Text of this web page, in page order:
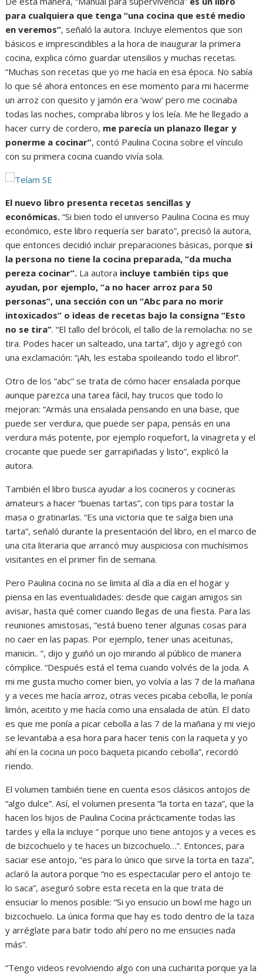
para cualquiera que tenga “una cocina que esté medio
en veremos”, señaló la autora. Incluye elementos que son
básicos e imprescindibles a la hora de inaugurar la primera
cocina, explica cómo guardar utensilios y muchas recetas.
“Muchas son recetas que yo me hacía en esa época. No sabía
lo que sé ahora entonces en ese momento para mi hacerme
un arroz con quesito y jamón era ‘wow’ pero me cocinaba
todas las noches, compraba libros y los leía. Me he llegado a
hacer curry de cordero, me parecía un planazo llegar y
ponerme a cocinar”, contó Paulina Cocina sobre el vínculo
con su primera cocina cuando vivía sola.
El nuevo libro presenta recetas sencillas y
económicas. “Si bien todo el universo Paulina Cocina es muy
económico, este libro requería ser barato”, precisó la autora,
que entonces decidió incluir preparaciones básicas, porque si
la persona no tiene la cocina preparada, “da mucha
pereza cocinar”. La autora incluye también tips que
ayudan, por ejemplo, “a no hacer arroz para 50
personas”, una sección con un “Abc para no morir
intoxicados” o ideas de recetas bajo la consigna “Esto
no se tira”. “El tallo del brócoli, el tallo de la remolacha: no se
tira. Podes hacer un salteado, una tarta”, dijo y agregó con
una exclamación: “¡Ah, les estaba spoileando todo el libro!”.
Otro de los “abc” se trata de cómo hacer ensalada porque
aunque parezca una tarea fácil, hay trucos que todo lo
mejoran: “Armás una ensalada pensando en una base, que
puede ser verdura, que puede ser papa, pensás en una
verdura más potente, por ejemplo roquefort, la vinagreta y el
crocante que puede ser garrapiñadas y listo”, explicó la
autora.
También el libro busca ayudar a los cocineros y cocineras
amateurs a hacer “buenas tartas”, con tips para tostar la
masa o gratinarlas. “Es una victoria que te salga bien una
tarta”, señaló durante la presentación del libro, en el marco de
una cita literaria que arrancó muy auspiciosa con muchísimos
visitantes en el primer fin de semana.
Pero Paulina cocina no se limita al día a día en el hogar y
piensa en las eventualidades: desde que caigan amigos sin
avisar, hasta qué comer cuando llegas de una fiesta. Para las
reuniones amistosas, “está bueno tener algunas cosas para
no caer en las papas. Por ejemplo, tener unas aceitunas,
manicin.. “, dijo y guiñó un ojo mirando al público de manera
cómplice. “Después está el tema cuando volvés de la joda. A
mi me gusta mucho comer bien, yo volvía a las 7 de la mañana
y a veces me hacía arroz, otras veces picaba cebolla, le ponía
limón, aceitito y me hacía como una ensalada de atún. El dato
es que me ponía a picar cebolla a las 7 de la mañana y mi viejo
se levantaba a esa hora para hacer tenis con la raqueta y yo
ahí en la cocina un poco baqueta picando cebolla”, recordó
riendo.
El volumen también tiene en cuenta esos clásicos antojos de
“algo dulce”. Así, el volumen presenta “la torta en taza”, que la
hacen los hijos de Paulina Cocina prácticamente todas las
tardes y ella la incluye “ porque uno tiene antojos y a veces es
de bizcochuelo y te haces un bizcochuelo…”. Entonces, para
saciar ese antojo, “es para lo único que sirve la torta en taza”,
aclaró la autora porque “no es espectacular pero el antojo te
lo saca”, aseguró sobre esta receta en la que trata de
ensuciar lo menos posible: “Si yo ensucio un bowl me hago un
bizcochuelo. La única forma que hay es todo dentro de la taza
y arréglate para batir todo ahí pero no me ensucies nada
más”.
“Tengo videos revolviendo algo con una cucharita porque ya la